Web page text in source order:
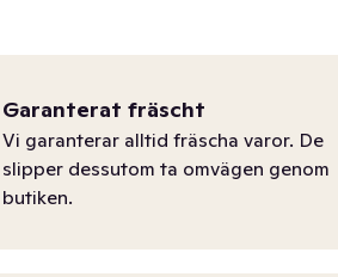
Garanterat fräscht
Vi garanterar alltid fräscha varor. De
slipper dessutom ta omvägen genom
butiken.